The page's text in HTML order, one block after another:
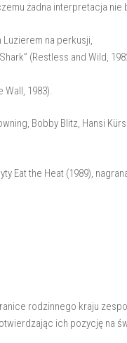
żadna interpretacja
Luzierem na perkusji,
(Restless and Wild,
1983).
Bobby Blitz, Hansi
Eat the Heat (1989),
rodzinnego kraju
ich pozycję na